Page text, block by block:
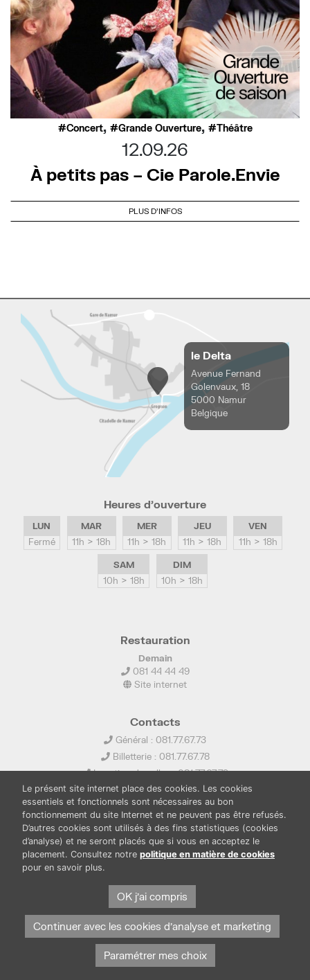
Concert, Grande Ouverture, Théâtre
12.09.26
À petits pas – Cie Parole.Envie
PLUS D'INFOS
le Delta
Avenue Fernand
Golenvaux, 18
5000 Namur
Belgique
Heures d’ouverture
LUN
Fermé
MAR
11h > 18h
MER
11h > 18h
JEU
11h > 18h
VEN
11h > 18h
SAM
10h > 18h
DIM
10h > 18h
Restauration
Demain
081 44 44 49
Site internet
Contacts
Général : 081.77.67.73
Billetterie : 081.77.67.78
Location de salles : 081.77.67.79
info@ledelta.be
BOUTIQUE
Protection des données et cookies
Mentions légales
Le présent site internet place des cookies. Les cookies
essentiels et fonctionnels sont nécessaires au bon
fonctionnement du site Internet et ne peuvent pas être refusés.
D’autres cookies sont utilisés à des fins statistiques (cookies
d’analyse) et ne seront placés que si vous en acceptez le
placement. Consultez notre politique en matière de cookies
pour en savoir plus.
OK j'ai compris
Continuer avec les cookies d'analyse et marketing
Paramétrer mes choix